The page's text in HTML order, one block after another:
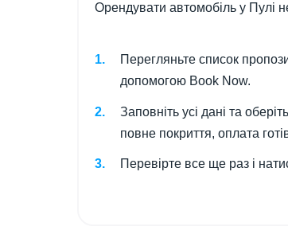
Орендувати автомобіль у Пулі
Перегляньте список
допомогою Book Now.
Заповніть усі дані та
повне покриття, оплата
Перевірте все ще раз і